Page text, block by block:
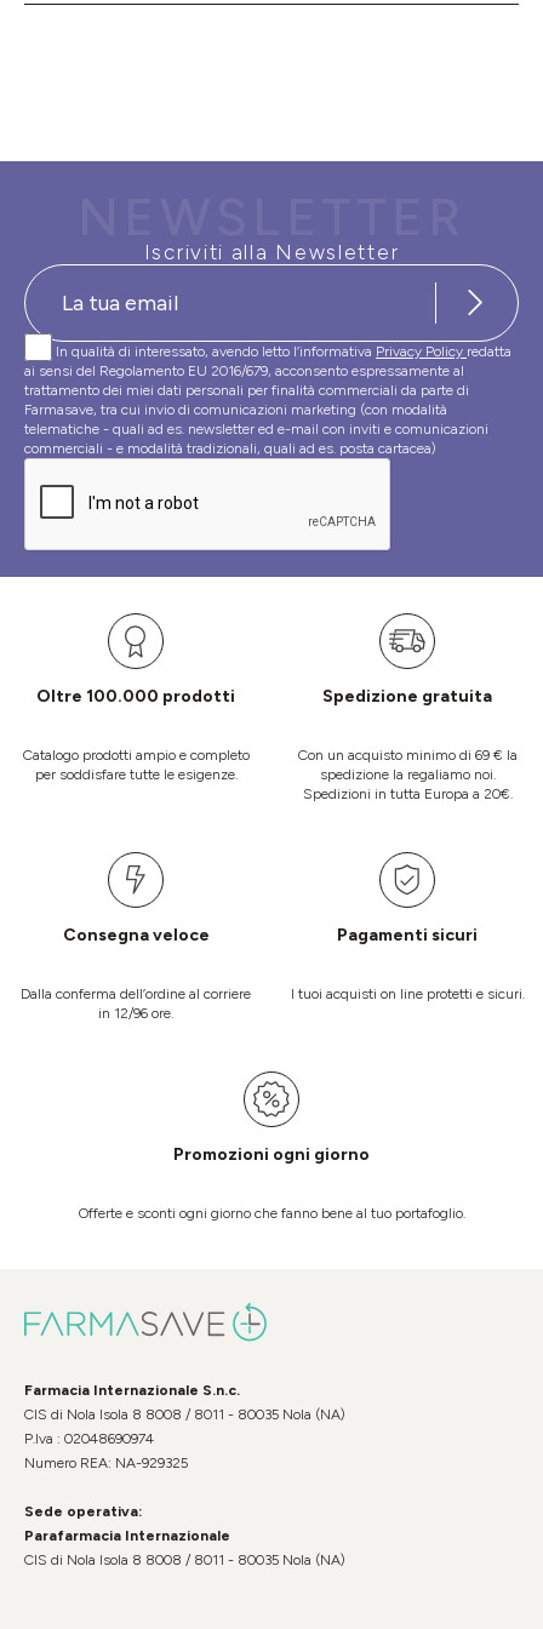
Iscriviti alla Newsletter
In qualità di interessato, avendo letto l’informativa Privacy Policy redatta
ai sensi del Regolamento EU 2016/679, acconsento espressamente al
trattamento dei miei dati personali per finalità commerciali da parte di
Farmasave, tra cui invio di comunicazioni marketing (con modalità
telematiche - quali ad es. newsletter ed e-mail con inviti e comunicazioni
commerciali - e modalità tradizionali, quali ad es. posta cartacea)
Oltre 100.000 prodotti
Catalogo prodotti ampio e completo
per soddisfare tutte le esigenze.
Spedizione gratuita
Con un acquisto minimo di 69 € la
spedizione la regaliamo noi.
Spedizioni in tutta Europa a 20€.
Consegna veloce
Dalla conferma dell’ordine al corriere
in 12/96 ore.
Pagamenti sicuri
I tuoi acquisti on line protetti e sicuri.
Promozioni ogni giorno
Offerte e sconti ogni giorno che fanno bene al tuo portafoglio.
Farmacia Internazionale S.n.c.
CIS di Nola Isola 8 8008 / 8011 - 80035 Nola (NA)
P.Iva : 02048690974
Numero REA: NA-929325
Sede operativa:
Parafarmacia Internazionale
CIS di Nola Isola 8 8008 / 8011 - 80035 Nola (NA)